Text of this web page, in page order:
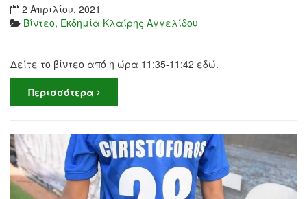
2 Απριλίου, 2021
Βίντεο, Εκδημία Κλαίρης Αγγελίδου
Δείτε το βίντεο από η ώρα 11:35-11:42 εδώ.
Περισσότερα